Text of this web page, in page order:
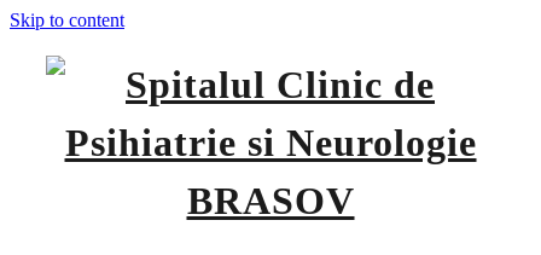
Skip to content